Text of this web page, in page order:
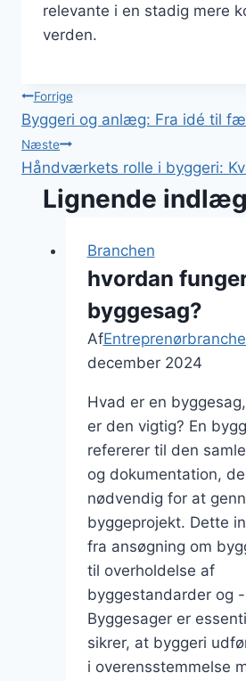
relevante i en stadig mere
verden.
Indlægsnavigation
Forrige
Byggeri og anlæg: Fra idé til
Næste
Håndværkets rolle i byggeri:
Lignende indlæg
Branchen
hvordan
byggesag?
Af
december 2024
Hvad er en
er den vigtig? En
refererer til den
og dokumentation,
nødvendig for at
byggeprojekt. Dette
fra ansøgning om
til overholdelse af
byggestandarder og
Byggesager er
sikrer, at byggeri
i overensstemmelse